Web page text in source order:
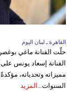
القاهرة ـ لبنان اليوم
حلّت الفنانة ماغي
مميزاته وتحدياته،
السنوات...
المزيد